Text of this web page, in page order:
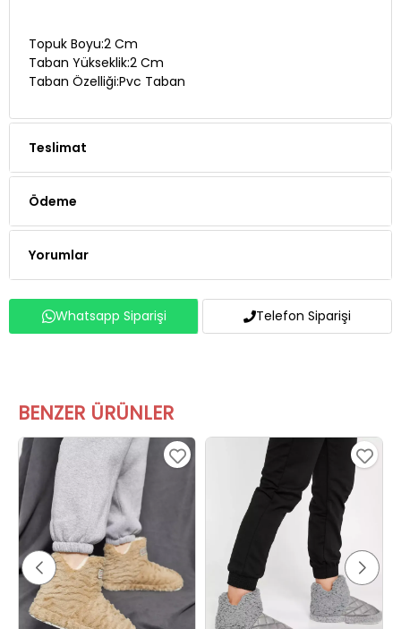
Topuk Boyu:2 Cm
Taban Yükseklik:2 Cm
Taban Özelliği:Pvc Taban
Teslimat
Ödeme
Yorumlar
Whatsapp Siparişi Telefon Siparişi
BENZER ÜRÜNLER